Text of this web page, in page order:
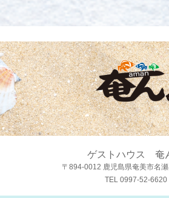
ゲストハウス 奄
〒894-0012 鹿児島県奄美市名
TEL 0997-52-6620